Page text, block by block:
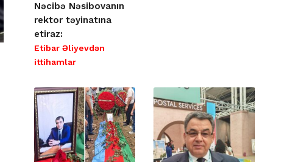
Nəcibə Nəsibovanın
rektor təyinatına
etiraz:
Etibar Əliyevdən
ittihamlar